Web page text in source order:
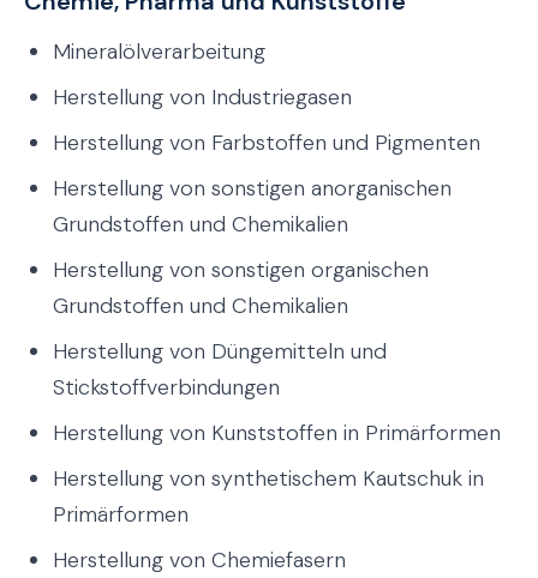
Mineralölverarbeitung
Herstellung von Industriegasen
Herstellung von Farbstoffen und Pigmenten
Herstellung von sonstigen anorganischen
Grundstoffen und Chemikalien
Herstellung von sonstigen organischen
Grundstoffen und Chemikalien
Herstellung von Düngemitteln und
Stickstoffverbindungen
Herstellung von Kunststoffen in Primärformen
Herstellung von synthetischem Kautschuk in
Primärformen
Herstellung von Chemiefasern